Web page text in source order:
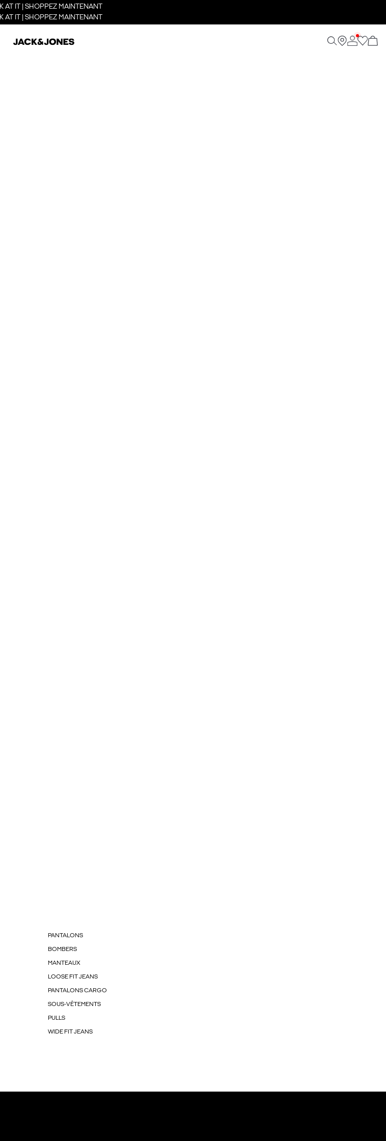
AT IT | SHOPPEZ MAINTENANT
AT IT | SHOPPEZ MAINTENANT
PANTALONS
BOMBERS
MANTEAUX
LOOSE FIT JEANS
PANTALONS CARGO
SOUS-VÊTEMENTS
PULLS
WIDE FIT JEANS